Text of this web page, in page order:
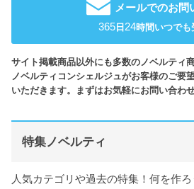
メールでのお問
365 日 24時間いつでも
サイト掲載商品以外にも多数のノベルティ
ノベルティコンシェルジュがお客様のご要
いただきます。まずはお気軽にお問い合わせ
特集ノベルティ
人気カテゴリや過去の特集！何を作